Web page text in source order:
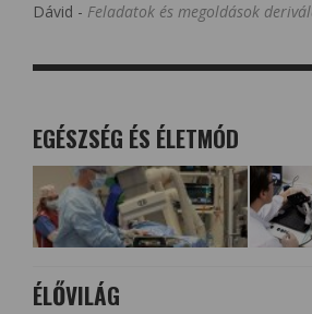
Dávid - Feladatok és megoldások
EGÉSZSÉG ÉS ÉLETMÓD
ÉLŐVILÁG